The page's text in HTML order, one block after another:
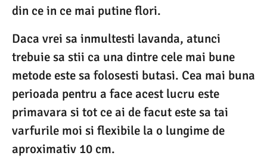
din ce in ce mai putine flori.
Daca vrei sa inmultesti lavanda, atunci
trebuie sa stii ca una dintre cele mai bune
metode este sa folosesti butasi. Cea mai buna
perioada pentru a face acest lucru este
primavara si tot ce ai de facut este sa tai
varfurile moi si flexibile la o lungime de
aproximativ 10 cm.